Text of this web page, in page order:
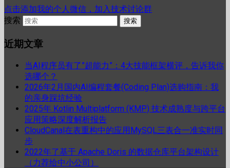
点击添加我的个人微信，加入技术讨论群
搜索
近期文章
当AI程序员有了”超能力”：4大技能框架横评，告诉我你
选哪个？
2026年2月国内AI编程套餐(Coding Plan)选购指南：我
的亲身踩坑经验
2025年 Kotlin Multiplatform (KMP) 技术成熟度与跨平台
应用策略深度解析报告
CloudCanal在表重构中的应用MySQL三表合一准实时同
步
2022年了基于 Apache Doris 的数据仓库平台架构设计
（力荐给中小公司）